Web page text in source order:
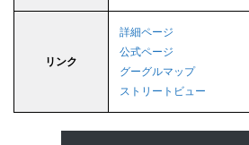
リンク
詳細ページ
公式ページ
グーグルマップ
ストリートビュー